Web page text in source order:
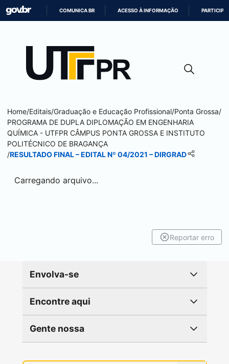
CONTEÚDO
COMUNICA BR ACESSO À INFORMAÇÃO PARTICIPE
Home/Editais/Graduação e Educação Profissional/Ponta Grossa/
PROGRAMA DE DUPLA DIPLOMAÇÃO EM ENGENHARIA
QUÍMICA - UTFPR CÂMPUS PONTA GROSSA E INSTITUTO
POLITÉCNICO DE BRAGANÇA
/RESULTADO FINAL – EDITAL Nº 04/2021 – DIRGRAD
Carregando arquivo...
Reportar erro
Envolva-se
Encontre aqui
Gente nossa